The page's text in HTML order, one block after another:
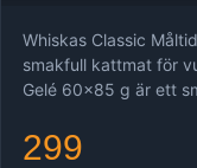
Whiskas Classic
smakfull kattmat för
Gelé 60x85 g är ett
299